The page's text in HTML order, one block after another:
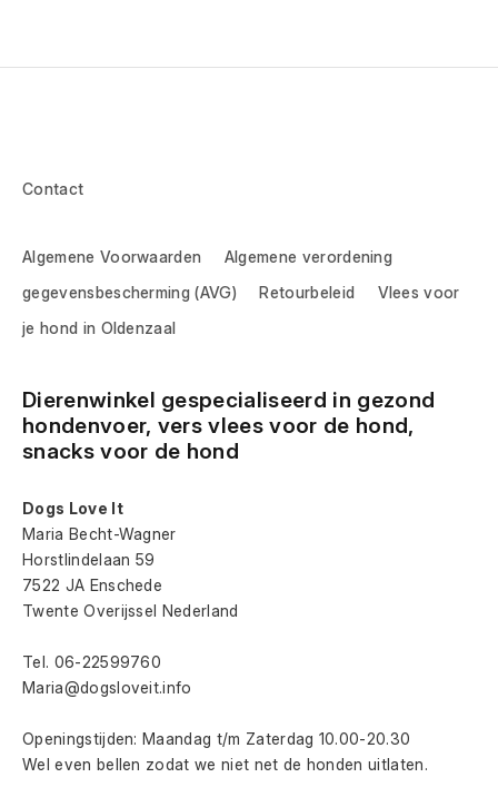
Contact
Algemene Voorwaarden
Algemene verordening
gegevensbescherming (AVG)
Retourbeleid
Vlees voor
je hond in Oldenzaal
Dierenwinkel gespecialiseerd in gezond
hondenvoer, vers vlees voor de hond,
snacks voor de hond
Dogs Love It
Maria Becht-Wagner
Horstlindelaan 59
7522 JA Enschede
Twente Overijssel Nederland
Tel. 06-22599760
Maria@dogsloveit.info
Openingstijden: Maandag t/m Zaterdag 10.00-20.30
Wel even bellen zodat we niet net de honden uitlaten.